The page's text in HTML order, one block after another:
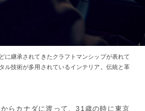
に継承されてきたクラフトマンシップが表れて
ル技術が多用されているインテリア。伝統と革
からカナダに渡って、31歳の時に東京